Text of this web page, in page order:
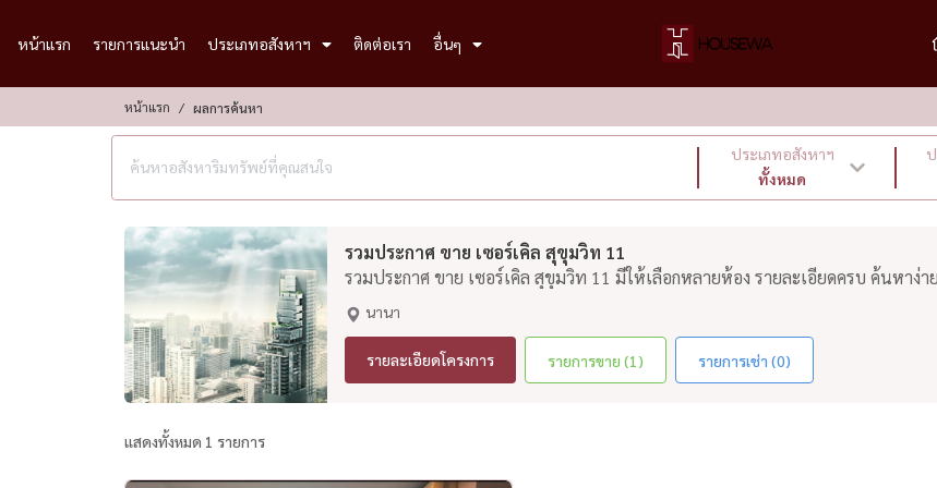
หน้าแรก รายการแนะนำ ประเภทอสังหาฯ ติดต่อเรา อื่นๆ
หน้าแรก ผลการค้นหา
ประเภทอสังหาฯ
ทั้งหมด
รวมประกาศ ขาย เซอร์เคิล สุขุมวิท 11
รวมประกาศ ขาย เซอร์เคิล สุขุมวิท 11 มีให้เลือกหลายห้อง รายละเอียดครบ ค้นหาง่
นานา
รายละเอียดโครงการ รายการขาย (1) รายการเช่า (0)
แสดงทั้งหมด 1 รายการ